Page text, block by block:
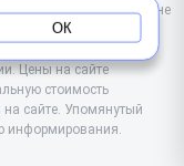
техники Sapphire, но не
а также
Цены на сайте
стоимость
сайте. Упомянутый
информирования.
ОК